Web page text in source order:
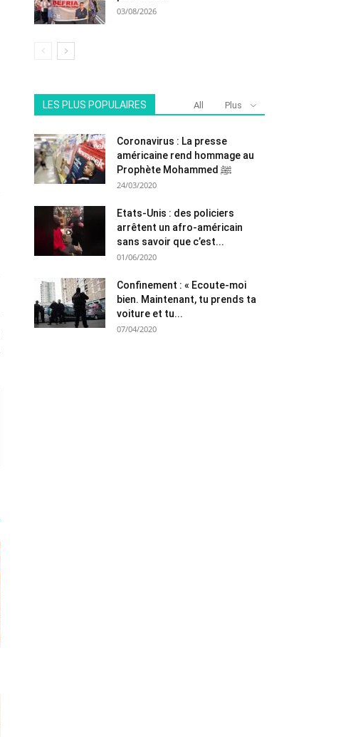
03/08/2026
LES PLUS POPULAIRES All Plus
Coronavirus : La presse
américaine rend hommage au
Prophète Mohammed ﷺ
24/03/2020
Etats-Unis : des policiers
arrêtent un afro-américain
sans savoir que c’est...
01/06/2020
Confinement : « Ecoute-moi
bien. Maintenant, tu prends ta
voiture et tu...
07/04/2020